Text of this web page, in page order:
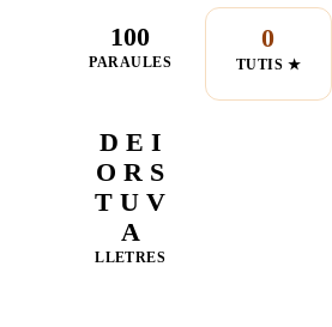
100
PARAULES
0
TUTIS ★
D E I
O R S
T U V
A
LLETRES